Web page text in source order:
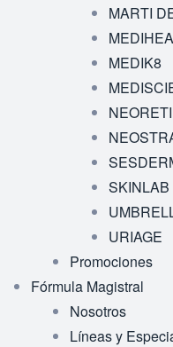
MARTI
MEDIK8
SKINLAB
URIAGE
Promociones
Fórmula Magistral
Nosotros
Líneas y